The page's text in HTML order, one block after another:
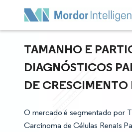
TAMANHO E
DIAGNÓSTICOS
DE CRESCIMENTO
O mercado é segmentado por
Carcinoma de Células Renais